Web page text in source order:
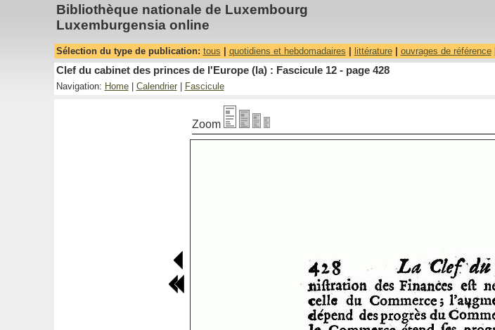
Bibliothèque nationale de Luxembourg
Luxemburgensia online
Sélection du type de publication: tous quotidiens et hebdomadaires littérature| ouvrages de référence|
Clef du cabinet des princes de l'Europe (la) : Fascicule 12 - page 428
Navigation: Home| Calendrier| Fascicule
Zoom